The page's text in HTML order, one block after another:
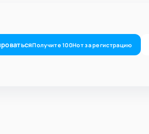
Получите100Нотза регистрацию